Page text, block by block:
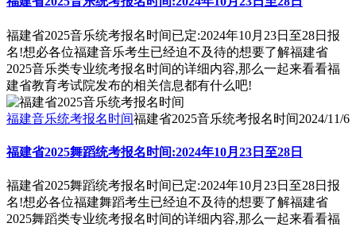
福建省2025音乐统考报名时间已定:2024年10月23日至28日报
名!想必各位福建音乐考生已经迫不及待的想要了解福建省
2025音乐类专业统考报名时间的详细内容,那么一起来看看福
建省教育考试院发布的相关信息都有什么吧!
福建音乐统考报名时间福建省2025音乐统考报名时间2024/11/6
福建省2025舞蹈统考报名时间:2024年10月23日至28日
福建省2025舞蹈统考报名时间已定:2024年10月23日至28日报
名!想必各位福建舞蹈考生已经迫不及待的想要了解福建省
2025舞蹈类专业统考报名时间的详细内容,那么一起来看看福